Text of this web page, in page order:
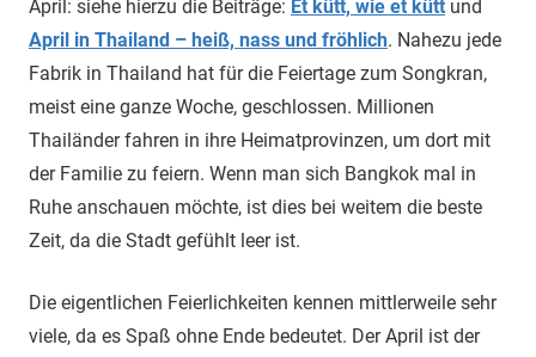
April: siehe hierzu die Beiträge: Et kütt, wie et kütt und
April in Thailand – heiß, nass und fröhlich. Nahezu jede
Fabrik in Thailand hat für die Feiertage zum Songkran,
meist eine ganze Woche, geschlossen. Millionen
Thailänder fahren in ihre Heimatprovinzen, um dort mit
der Familie zu feiern. Wenn man sich Bangkok mal in
Ruhe anschauen möchte, ist dies bei weitem die beste
Zeit, da die Stadt gefühlt leer ist.
Die eigentlichen Feierlichkeiten kennen mittlerweile sehr
viele, da es Spaß ohne Ende bedeutet. Der April ist der